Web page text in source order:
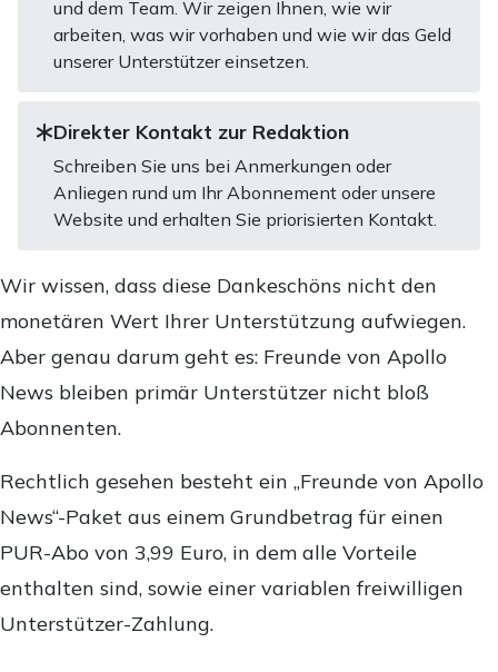
und dem Team. Wir zeigen Ihnen, wie wir
arbeiten, was wir vorhaben und wie wir das Geld
unserer Unterstützer einsetzen.
Direkter Kontakt zur Redaktion
Schreiben Sie uns bei Anmerkungen oder
Anliegen rund um Ihr Abonnement oder unsere
Website und erhalten Sie priorisierten Kontakt.
Wir wissen, dass diese Dankeschöns nicht den
monetären Wert Ihrer Unterstützung aufwiegen.
Aber genau darum geht es: Freunde von Apollo
News bleiben primär Unterstützer nicht bloß
Abonnenten.
Rechtlich gesehen besteht ein „Freunde von Apollo
News“-Paket aus einem Grundbetrag für einen
PUR-Abo von 3,99 Euro, in dem alle Vorteile
enthalten sind, sowie einer variablen freiwilligen
Unterstützer-Zahlung.